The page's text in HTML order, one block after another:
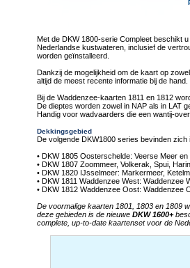
Met de DKW 1800-serie Compleet beschikt
Nederlandse kustwateren, inclusief de
worden geïnstalleerd.
Dankzij de mogelijkheid om de kaart op
altijd de meest recente informatie bij de hand.
Bij de Waddenzee-kaarten 1811 en 1812
De dieptes worden zowel in NAP als in LAT
Handig voor wadvaarders die een wantij-
Dekkingsgebied
De volgende DKW1800 series bevinden zich
• DKW 1805 Oosterschelde: Veerse Meer
• DKW 1807 Zoommeer, Volkerak, Spui,
• DKW 1820 IJsselmeer: Markermeer,
• DKW 1811 Waddenzee West: Waddenzee
• DKW 1812 Waddenzee Oost: Waddenzee
De voormalige kaarten 1801, 1803 en 1809
deze gebieden is de nieuwe DKW 1600+
complete, up-to-date kaartenset voor de